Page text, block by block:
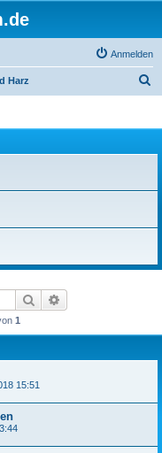
Anmelden
Harz
Suche
1
15:51